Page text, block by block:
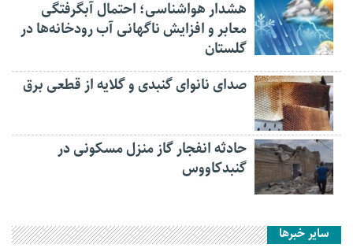
هشدار هواشناسی؛ احتمال آبگرفتگی
معابر و افزایش ناگهانی آب رودخانه‌ها در
گلستان
صدای نانوای گنبدی و گلایه از قطعی برق
حادثه انفجار گاز منزل مسکونی در
گنبدکاووس
سایر خبرها